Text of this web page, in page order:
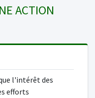
ACTION
l'intérêt des
efforts